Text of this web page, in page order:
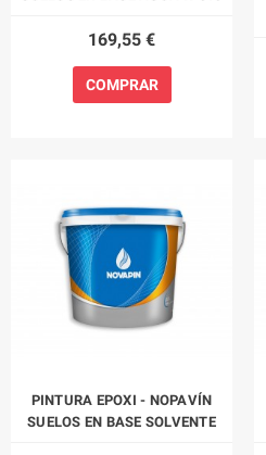
169,55 €
COMPRAR
PINTURA EPOXI - NOPAVÍN
SUELOS EN BASE SOLVENTE